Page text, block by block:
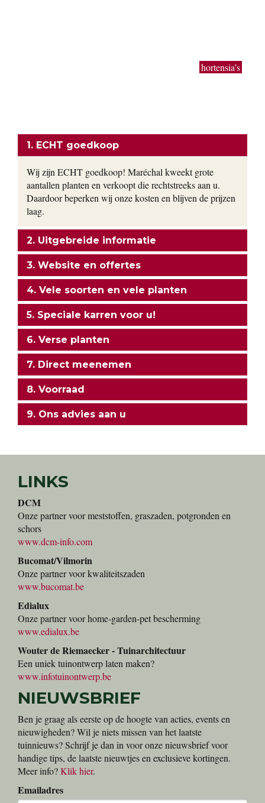
hortensia’s
1. ECHT goedkoop
Wij zijn ECHT goedkoop! Maréchal kweekt grote
aantallen planten en verkoopt die rechtstreeks aan u.
Daardoor beperken wij onze kosten en blijven de prijzen
laag.
2. Uitgebreide informatie
3. Website en offertes
4. Vele soorten en vele planten
5. Speciale karren voor u!
6. Verse planten
7. Direct meenemen
8. Voorraad
9. Ons advies aan u
LINKS
DCM
Onze partner voor meststoffen, graszaden, potgronden en
schors
www.dcm-info.com
Bucomat/Vilmorin
Onze partner voor kwaliteitszaden
www.bucomat.be
Edialux
Onze partner voor home-garden-pet bescherming
www.edialux.be
Wouter de Riemaecker - Tuinarchitectuur
Een uniek tuinontwerp laten maken?
www.infotuinontwerp.be
NIEUWSBRIEF
Ben je graag als eerste op de hoogte van acties, events en
nieuwigheden? Wil je niets missen van het laatste
tuinnieuws? Schrijf je dan in voor onze nieuwsbrief voor
handige tips, de laatste nieuwtjes en exclusieve kortingen.
Meer info?Klik hier.
Emailadres